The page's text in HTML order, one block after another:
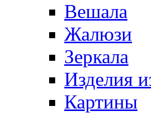
Вешала
Жалюзи
Зеркала
Изделия
Картины